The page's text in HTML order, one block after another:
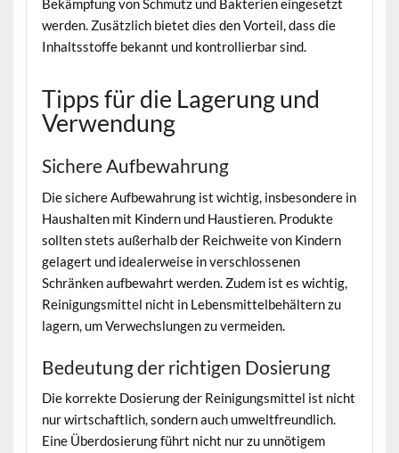
Bekämpfung von Schmutz und Bakterien eingesetzt
werden. Zusätzlich bietet dies den Vorteil, dass die
Inhaltsstoffe bekannt und kontrollierbar sind.
Tipps für die Lagerung und
Verwendung
Sichere Aufbewahrung
Die sichere Aufbewahrung ist wichtig, insbesondere in
Haushalten mit Kindern und Haustieren. Produkte
sollten stets außerhalb der Reichweite von Kindern
gelagert und idealerweise in verschlossenen
Schränken aufbewahrt werden. Zudem ist es wichtig,
Reinigungsmittel nicht in Lebensmittelbehältern zu
lagern, um Verwechslungen zu vermeiden.
Bedeutung der richtigen Dosierung
Die korrekte Dosierung der Reinigungsmittel ist nicht
nur wirtschaftlich, sondern auch umweltfreundlich.
Eine Überdosierung führt nicht nur zu unnötigem